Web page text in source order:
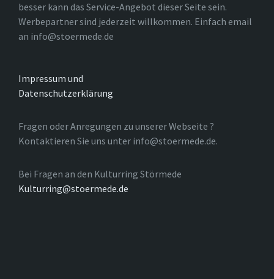
besser kann das Service-Angebot dieser Seite sein.
Werbepartner sind jederzeit willkommen. Einfach email
an info@stoermede.de
Impressum und
Datenschutzerklärung
Fragen oder Anregungen zu unserer Webseite ?
Kontaktieren Sie uns unter info@stoermede.de.
Bei Fragen an den Kulturring Störmede
Kulturring@stoermede.de